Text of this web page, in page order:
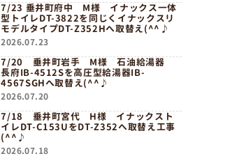
7/23 垂井町府中 M様 イナックス一体
型トイレDT-3822を同じくイナックスリ
モデルタイプDT-Z352Hへ取替え(^^♪
2026.07.23
7/20 垂井町岩手 M様 石油給湯器
長府IB-4512Sを高圧型給湯器IB-
4567SGHへ取替え(^^♪
2026.07.20
7/18 垂井町宮代 H様 イナックスト
イレDT-C153UをDT-Z352へ取替え工事
(^^♪
2026.07.18